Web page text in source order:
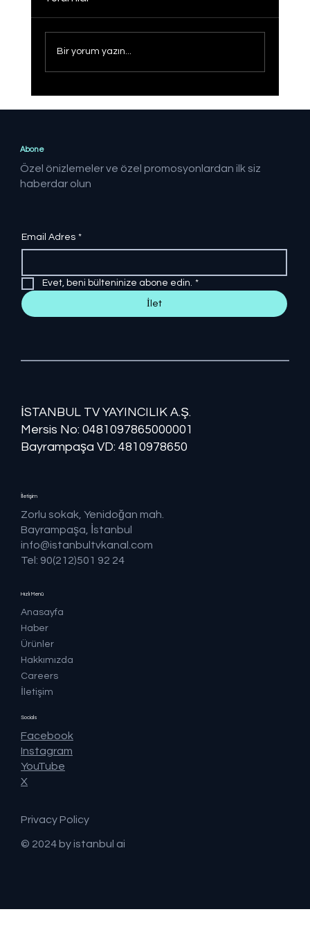
Bir yorum yazın...
Abone
Özel önizlemeler ve özel promosyonlardan ilk siz
haberdar olun
Email Adres *
Evet, beni bülteninize abone edin. *
İlet
İSTANBUL TV YAYINCILIK A.Ş.
Mersis No: ​​0481097865000001
Bayrampaşa VD: 4810978650
Hızlı Menü
Anasayfa
Haber
Ürünler
Hakkımızda
Careers
İletişim
İletişim
Zorlu sokak, Yenidoğan mah.
Bayrampaşa, İstanbul
info@istanbultvkanal.com
Tel: 90(212)501 92 24
Socials
Facebook
Instagram
YouTube
X
© 2024 by istanbul ai
Privacy Policy